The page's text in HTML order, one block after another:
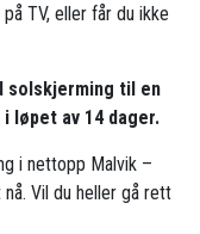
TV, eller får du ikke
solskjerming til en
løpet av 14 dager.
i nettopp Malvik –
Vil du heller gå rett